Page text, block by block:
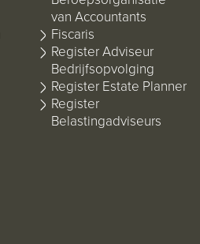
van Accountants
Fiscaris
Register Adviseur
Bedrijfsopvolging
Register Estate Planner
Register
Belastingadviseurs